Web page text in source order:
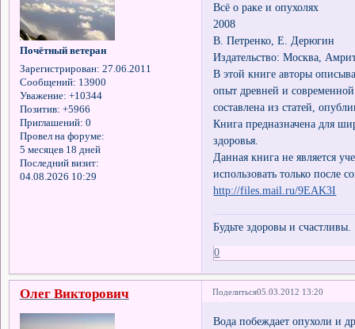
Почётный ветеран
Зарегистрирован: 27.06.2011
Сообщений: 13900
Уважение: +10344
Позитив: +5966
Приглашений: 0
Провел на форуме:
5 месяцев 18 дней
Последний визит:
04.08.2026 10:29
Всё о раке и опухолях
2008
В. Петренко, Е. Дерюгин
Издательство: Москва,
В этой книге авторы
опыт древней и
составлена из статей,
Книга предназначена для
здоровья.
Данная книга не является
использовать только после
http://files.mail.ru/9EAK3I
Будьте здоровы и счастливы.
0
Поделиться05.03.2012 13:20
Олег Викторович
Вода побеждает опухоли и